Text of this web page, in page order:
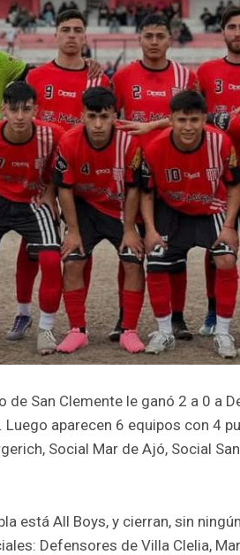
de San Clemente le ganó 2 a 0 a
aparecen 6 equipos con 4
Social Mar de Ajó, Social
está All Boys, y cierran, sin
Defensores de Villa Clelia,